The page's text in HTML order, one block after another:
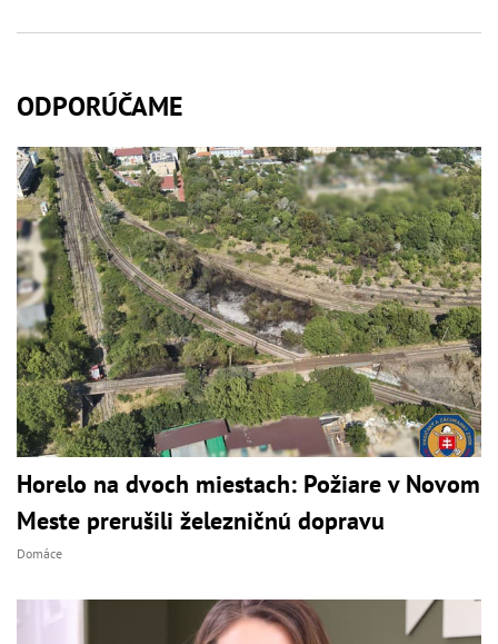
ODPORÚČAME
Horelo na dvoch miestach: Požiare v Novom
Meste prerušili železničnú dopravu
Domáce